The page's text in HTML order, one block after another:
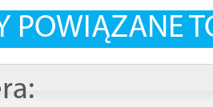
POWIĄZANE